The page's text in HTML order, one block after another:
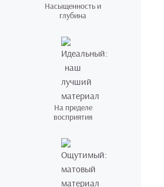
Насыщенность и
глубина
На пределе
восприятия